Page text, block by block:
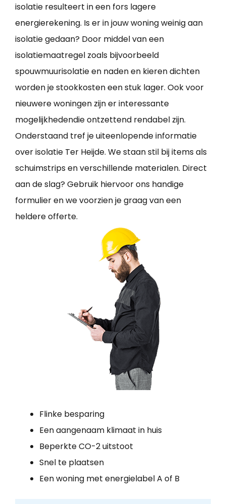
isolatie resulteert in een fors lagere
energierekening. Is er in jouw woning weinig aan
isolatie gedaan? Door middel van een
isolatiemaatregel zoals bijvoorbeeld
spouwmuurisolatie en naden en kieren dichten
worden je stookkosten een stuk lager. Ook voor
nieuwere woningen zijn er interessante
mogelijkhedendie ontzettend rendabel zijn.
Onderstaand tref je uiteenlopende informatie
over isolatie Ter Heijde. We staan stil bij items als
schuimstrips en verschillende materialen. Direct
aan de slag? Gebruik hiervoor ons handige
formulier en we voorzien je graag van een
heldere offerte.
Flinke besparing
Een aangenaam klimaat in huis
Beperkte CO-2 uitstoot
Snel te plaatsen
Een woning met energielabel A of B